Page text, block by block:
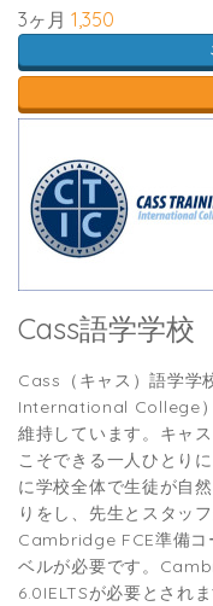
3ヶ月 1,350
Cass語学学校
Cass（キャス）語学
International College
維持しています。キャ
こそできる⼀⼈ひとり
に学校全体で⽣徒が⾃
りをし、先⽣とスタッ
Cambridge FCE準備コ
ベルが必要です。
6.0IELTSが必要とされ